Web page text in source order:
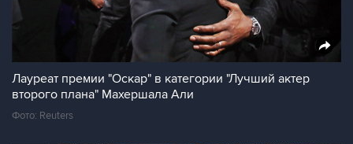
Лауреат премии "Оскар" в категории "Лучший актер
второго плана" Махершала Али
Фото: Reuters